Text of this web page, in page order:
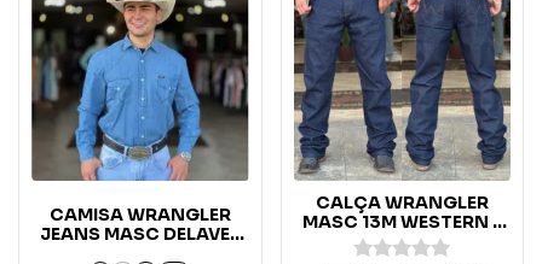
CAMISA WRANGLER
JEANS MASC DELAVE-
CALÇA WRANGLER
MASC 13M WESTERN -
13MWEWK36